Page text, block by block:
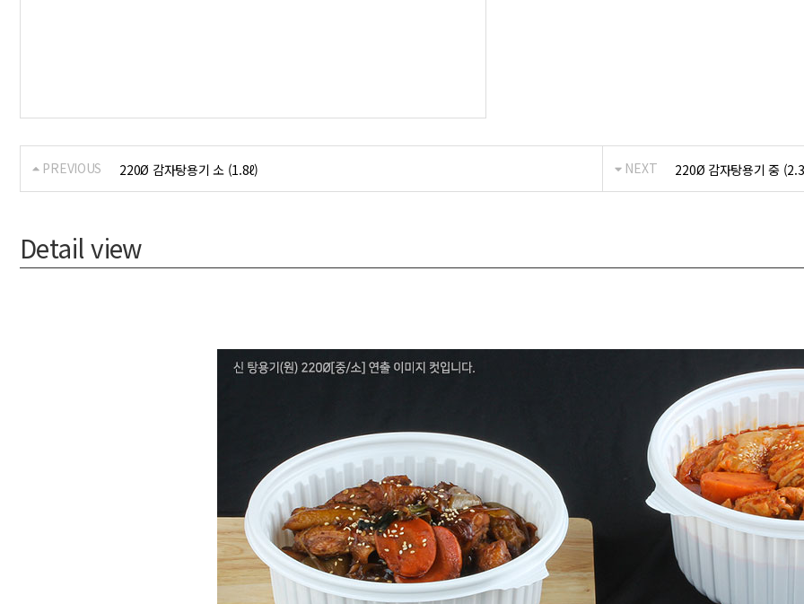
PREVIOUS 220Ø 감자탕용기 소 (1.8ℓ) NEXT 220Ø 감자탕용기 중
Detail view